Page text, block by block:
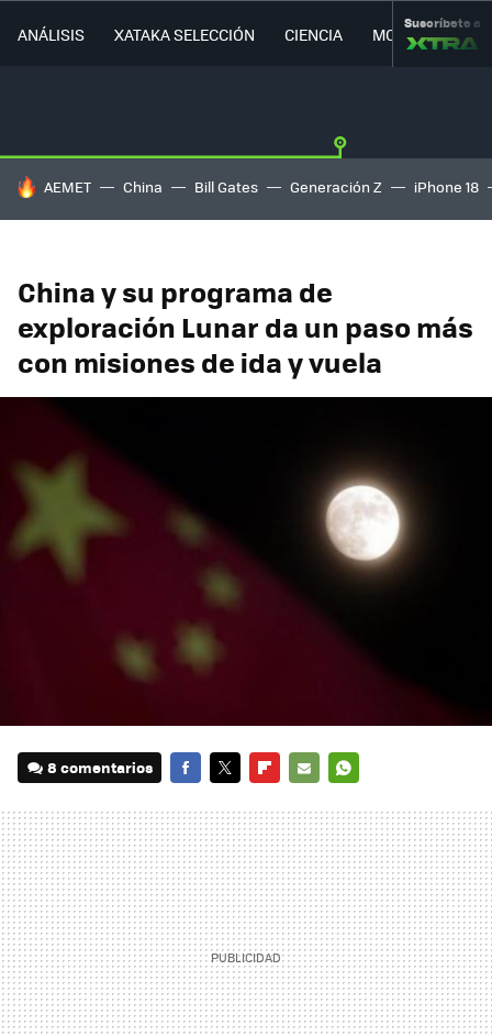
ANÁLISIS XATAKA SELECCIÓN CIENCIA MOVILIDAD
Suscríbete a
HOY SE HABLA DE
AEMET China Bill Gates Generación Z iPhone 18
China y su programa de
exploración Lunar da un paso más
con misiones de ida y vuela
8 comentarios
MAIL